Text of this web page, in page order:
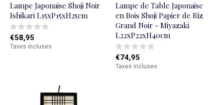
Lampe Japonaise Shoji Noir
Ishikari L15xP15xH25cm
€58,95
Taxes incluses
Lampe de Table Japonaise
en Bois Shoji Papier de Riz
Grand Noir - Miyazaki
L22xP22xH40cm
€74,95
Taxes incluses